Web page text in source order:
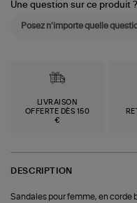
Une question sur ce produit ?
LIVRAISON
OFFERTE DÈS 150
€
DESCRIPTION
Sandales pour femme, en corde